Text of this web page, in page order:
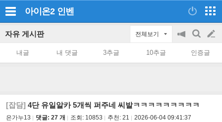
아이온2 인벤
자유 게시판 전체보기
공
on/off
검
색
글
쓰
내글 내 댓글 3추글 10추글 인증글
[잡담] 4단 유일알카 5개씩 퍼주네 씨발ㅋㅋㅋㅋㅋㅋㅋㅋㅋ
은가누13 댓글: 27 개 조회: 10853 추천: 21 2026-06-04 09:41:37